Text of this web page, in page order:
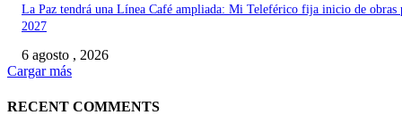
La Paz tendrá una Línea Café ampliada: Mi Teleférico fija inicio de obras
2027
6 agosto , 2026
Cargar más
RECENT COMMENTS